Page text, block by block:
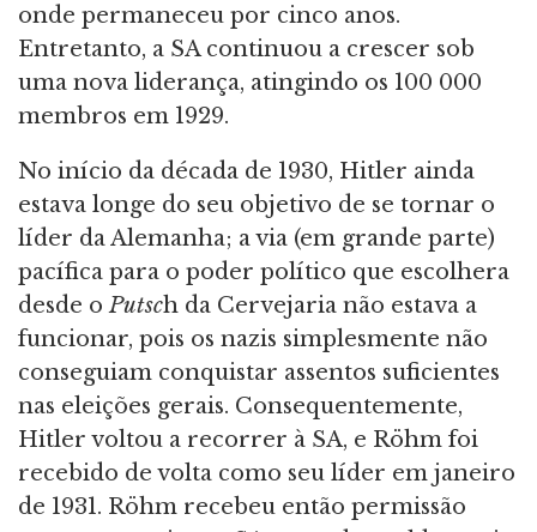
onde permaneceu por cinco anos.
Entretanto, a SA continuou a crescer sob
uma nova liderança, atingindo os 100 000
membros em 1929.
No início da década de 1930, Hitler ainda
estava longe do seu objetivo de se tornar o
líder da Alemanha; a via (em grande parte)
pacífica para o poder político que escolhera
desde o Putsch da Cervejaria não estava a
funcionar, pois os nazis simplesmente não
conseguiam conquistar assentos suficientes
nas eleições gerais. Consequentemente,
Hitler voltou a recorrer à SA, e Röhm foi
recebido de volta como seu líder em janeiro
de 1931. Röhm recebeu então permissão